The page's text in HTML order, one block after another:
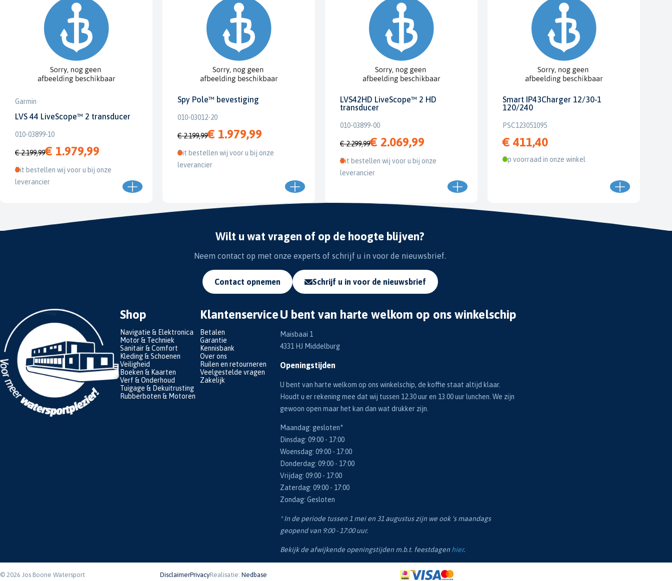
Garmin
LVS 44 LiveScope™ 2 transducer
010-03899-10
€ 2.199,99€ 1.979,99
Dit bestellen wij voor u bij onze
leverancier
Spy Pole™ bevestiging
010-03012-20
€ 2.199,99€ 1.979,99
Dit bestellen wij voor u bij onze
leverancier
LVS42HD LiveScope™ 2 HD
transducer
010-03899-00
€ 2.299,99€ 2.069,99
Dit bestellen wij voor u bij onze
leverancier
Smart IP43Charger 12/30-1
120/240
PSC123051095
€ 411,40
Op voorraad in onze winkel
Wilt u wat vragen of op de hoogte blijven?
Neem contact op met onze experts of schrijf u in voor de nieuwsbrief.
Contact opnemen Schrijf u in voor de nieuwsbrief
Shop
Navigatie & Elektronica
Motor & Techniek
Sanitair & Comfort
Kleding & Schoenen
Veiligheid
Boeken & Kaarten
Verf & Onderhoud
Tuigage & Dekuitrusting
Rubberboten & Motoren
Klantenservice
Betalen
Garantie
Kennisbank
Over ons
Ruilen en retourneren
Veelgestelde vragen
Zakelijk
U bent van harte welkom op ons winkelschip
Maisbaai 1
4331 HJ Middelburg
Openingstijden
U bent van harte welkom op ons winkelschip, de koffie staat altijd klaar.
Houdt u er rekening mee dat wij tussen 12.30 uur en 13.00 uur lunchen. We zijn
gewoon open maar het kan dan wat drukker zijn.
Maandag: gesloten*
Dinsdag: 09:00 - 17:00
Woensdag: 09:00 - 17:00
Donderdag: 09:00 - 17:00
Vrijdag: 09:00 - 17:00
Zaterdag: 09:00 - 17:00
Zondag: Gesloten
* In de periode tussen 1 mei en 31 augustus zijn we ook 's maandags
geopend van 9:00 - 17:00 uur.
Bekijk de afwijkende openingstijden m.b.t. feestdagen hier.
© 2026 Jos Boone Watersport DisclaimerPrivacyRealisatie: Nedbase